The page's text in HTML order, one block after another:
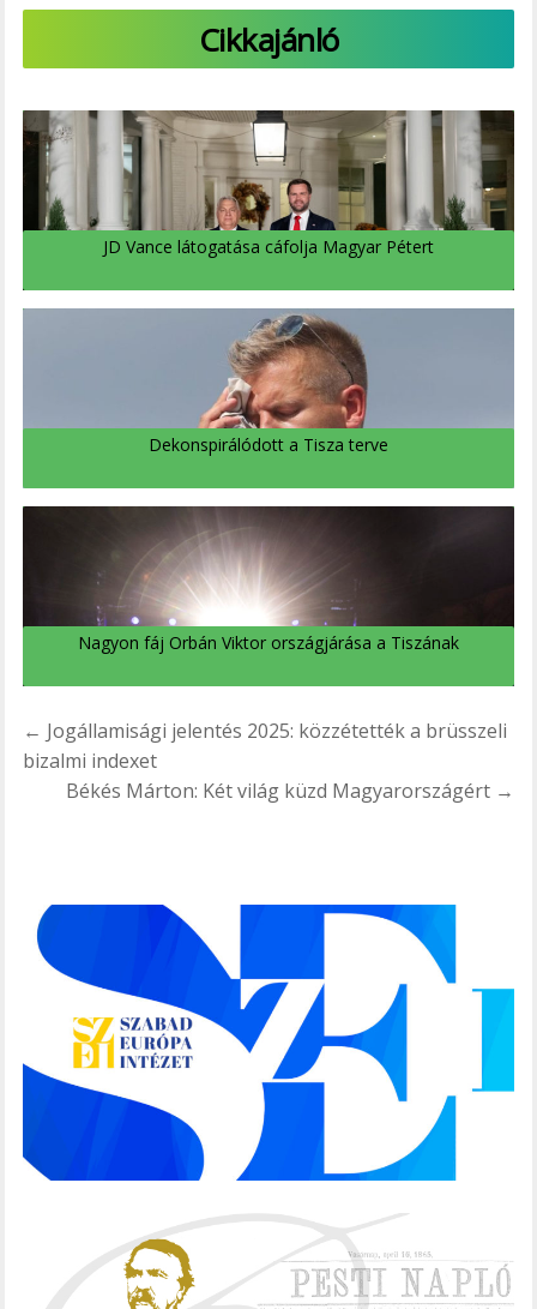
Cikkajánló
JD Vance látogatása cáfolja Magyar Pétert
Dekonspirálódott a Tisza terve
Nagyon fáj Orbán Viktor országjárása a Tiszának
Bejegyzés
navigáció
← Jogállamisági jelentés 2025: közzétették a brüsszeli
bizalmi indexet
Békés Márton: Két világ küzd Magyarországért →